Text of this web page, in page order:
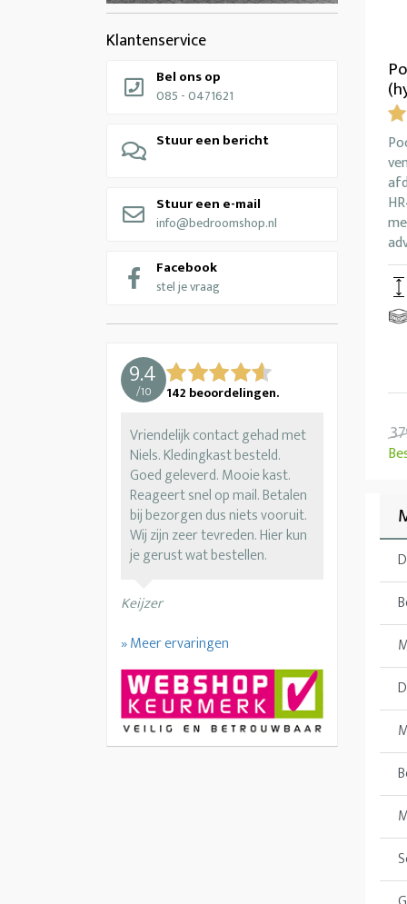
Klantenservice
Bel ons op
085 - 0471621
Stuur een bericht
Stuur een e-mail
info@bedroomshop.nl
Facebook
stel je vraag
9.4
/10 142 beoordelingen.
Vriendelijk contact gehad met
Niels. Kledingkast besteld.
Goed geleverd. Mooie kast.
Reageert snel op mail. Betalen
bij bezorgen dus niets vooruit.
Wij zijn zeer tevreden. Hier kun
je gerust wat bestellen.
Keijzer
» Meer ervaringen